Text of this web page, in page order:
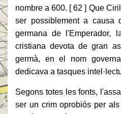
nombre a 600. [ 62 ] Que
ser possiblement a causa
germana de l'Emperador,
cristiana devota de gran
germà, en el nom
dedicava a tasques
Segons totes les fonts,
ser un crim oprobiós per